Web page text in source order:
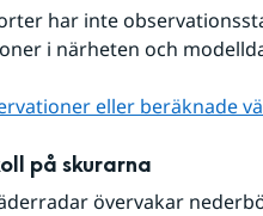
har inte
i närheten och
eller beräknade
på skurarna
övervakar